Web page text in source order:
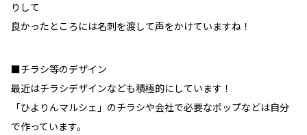
りして
良かったところには名刺を渡して声をかけていますね！
■チラシ等のデザイン
最近はチラシデザインなども積極的にしています！
「ひよりんマルシェ」のチラシや会社で必要なポップなどは自分
で作っています。